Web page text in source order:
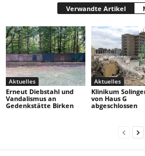
Verwandte Artikel
Aktuelles
Erneut Diebstahl und
Vandalismus an
Gedenkstätte Birken
Aktuelles
Klinikum
von Haus G
abgeschlossen